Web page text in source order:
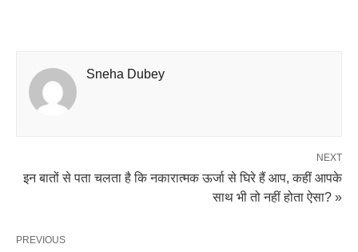
Sneha Dubey
NEXT
इन बातों से पता चलता है कि नकारात्मक ऊर्जा से घिरे हैं आप, कहीं आपके
साथ भी तो नहीं होता ऐसा? »
PREVIOUS